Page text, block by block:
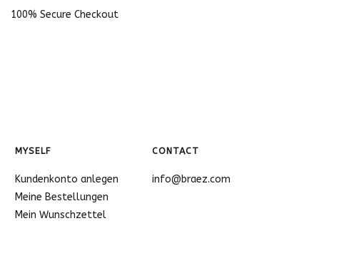
100% Secure Checkout
MYSELF
Kundenkonto anlegen
Meine Bestellungen
Mein Wunschzettel
CONTACT
info@braez.com